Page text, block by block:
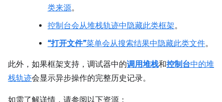
类来源。
控制台会从堆栈轨迹中隐藏此类框架。
“打开文件”菜单会从搜索结果中隐藏此类文件。
此外，如果框架支持，调试器中的调用堆栈和控制台中的堆
栈轨迹会显示异步操作的完整历史记录。